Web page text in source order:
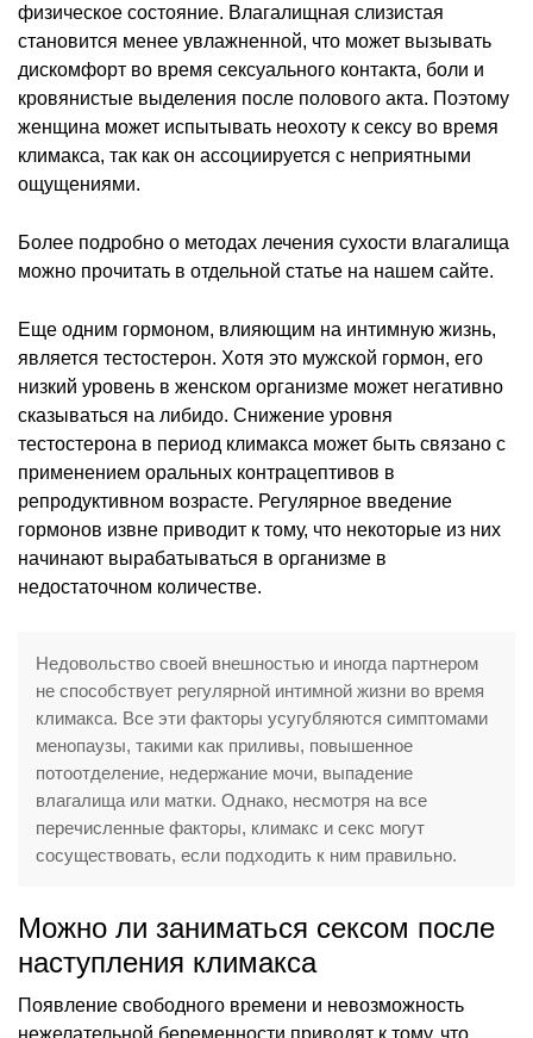
физическое состояние. Влагалищная слизистая
становится менее увлажненной, что может вызывать
дискомфорт во время сексуального контакта, боли и
кровянистые выделения после полового акта. Поэтому
женщина может испытывать неохоту к сексу во время
климакса, так как он ассоциируется с неприятными
ощущениями.
Более подробно о методах лечения сухости влагалища
можно прочитать в отдельной статье на нашем сайте.
Еще одним гормоном, влияющим на интимную жизнь,
является тестостерон. Хотя это мужской гормон, его
низкий уровень в женском организме может негативно
сказываться на либидо. Снижение уровня
тестостерона в период климакса может быть связано с
применением оральных контрацептивов в
репродуктивном возрасте. Регулярное введение
гормонов извне приводит к тому, что некоторые из них
начинают вырабатываться в организме в
недостаточном количестве.
Недовольство своей внешностью и иногда партнером
не способствует регулярной интимной жизни во время
климакса. Все эти факторы усугубляются симптомами
менопаузы, такими как приливы, повышенное
потоотделение, недержание мочи, выпадение
влагалища или матки. Однако, несмотря на все
перечисленные факторы, климакс и секс могут
сосуществовать, если подходить к ним правильно.
Можно ли заниматься сексом после
наступления климакса
Появление свободного времени и невозможность
нежелательной беременности приводят к тому, что